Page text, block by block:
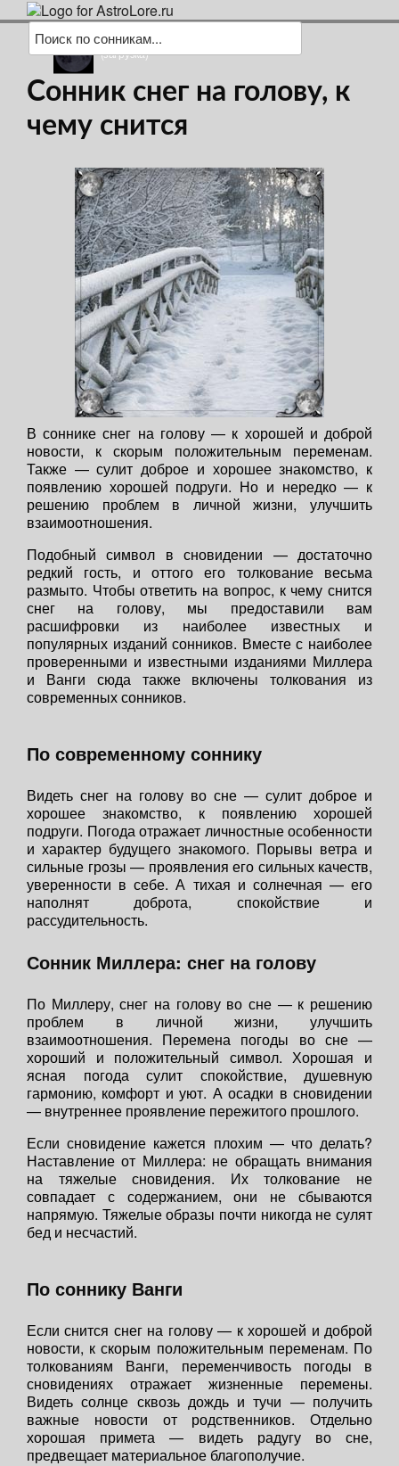
(загрузка)
Сонник снег на голову, к
чему снится
В соннике снег на голову — к хорошей и доброй
новости, к скорым положительным переменам.
Также — сулит доброе и хорошее знакомство, к
появлению хорошей подруги. Но и нередко — к
решению проблем в личной жизни, улучшить
взаимоотношения.
Подобный символ в сновидении — достаточно
редкий гость, и оттого его толкование весьма
размыто. Чтобы ответить на вопрос, к чему снится
снег на голову, мы предоставили вам
расшифровки из наиболее известных и
популярных изданий сонников. Вместе с наиболее
проверенными и известными изданиями Миллера
и Ванги сюда также включены толкования из
современных сонников.
По современному соннику
Видеть снег на голову во сне — сулит доброе и
хорошее знакомство, к появлению хорошей
подруги. Погода отражает личностные особенности
и характер будущего знакомого. Порывы ветра и
сильные грозы — проявления его сильных качеств,
уверенности в себе. А тихая и солнечная — его
наполнят доброта, спокойствие и
рассудительность.
Сонник Миллера: снег на голову
По Миллеру, снег на голову во сне — к решению
проблем в личной жизни, улучшить
взаимоотношения. Перемена погоды во сне —
хороший и положительный символ. Хорошая и
ясная погода сулит спокойствие, душевную
гармонию, комфорт и уют. А осадки в сновидении
— внутреннее проявление пережитого прошлого.
Если сновидение кажется плохим — что делать?
Наставление от Миллера: не обращать внимания
на тяжелые сновидения. Их толкование не
совпадает с содержанием, они не сбываются
напрямую. Тяжелые образы почти никогда не сулят
бед и несчастий.
По соннику Ванги
Если снится снег на голову — к хорошей и доброй
новости, к скорым положительным переменам. По
толкованиям Ванги, переменчивость погоды в
сновидениях отражает жизненные перемены.
Видеть солнце сквозь дождь и тучи — получить
важные новости от родственников. Отдельно
хорошая примета — видеть радугу во сне,
предвещает материальное благополучие.